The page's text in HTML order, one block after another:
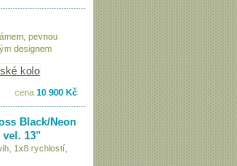
pevnou
designem
cena 10 900 Kč
Black/Neon
vel. 13"
1x8 rychlostí,